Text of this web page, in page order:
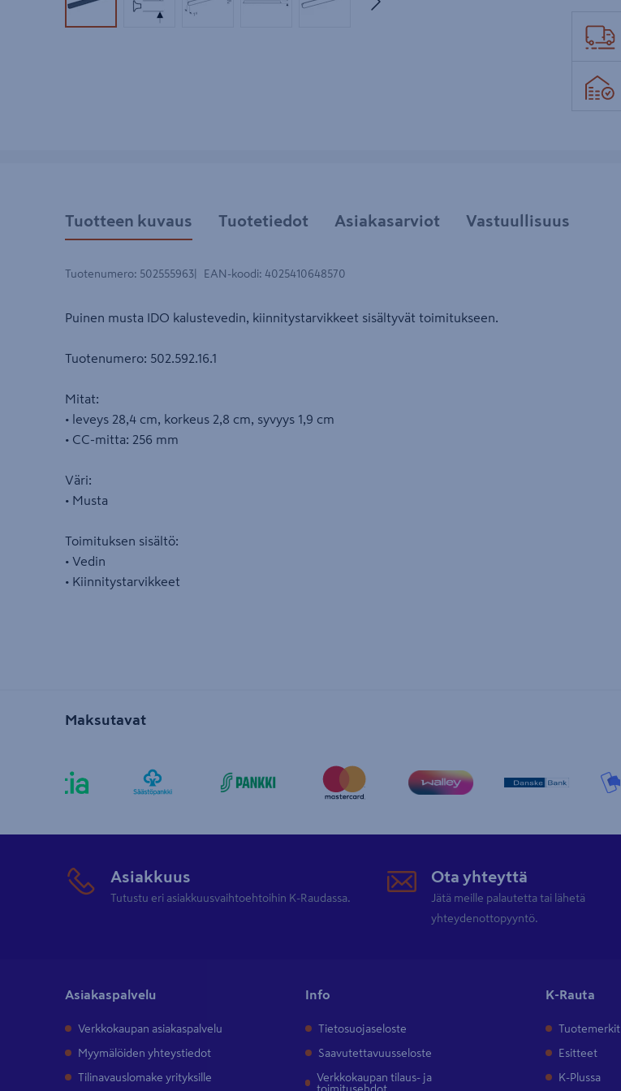
Tuotekuva 1Tuotekuva 2 Tuotekuva 4Tuotekuva 5
Tuotteen kuvaus Tuotetiedot Asiakasarviot Vastuullisuus
Tuotenumero: 502555963 EAN-koodi: 4025410648570
Puinen musta IDO kalustevedin, kiinnitystarvikkeet sisältyvät toimitukseen.
Tuotenumero: 502.592.16.1
Mitat:
• leveys 28,4 cm, korkeus 2,8 cm, syvyys 1,9 cm
• CC-mitta: 256 mm
Väri:
• Musta
Toimituksen sisältö:
• Vedin
• Kiinnitystarvikkeet
Maksutavat
Asiakkuus
Tutustu eri asiakkuusvaihtoehtoihin K-Raudassa.
Ota yhteyttä
Jätä meille palautetta tai lähetä
yhteydenottopyyntö.
Asiakaspalvelu
Verkkokaupan asiakaspalvelu
Myymälöiden yhteystiedot
Tilinavauslomake yrityksille
Info
Tietosuojaseloste
Saavutettavuusseloste
Verkkokaupan tilaus- ja
toimitusehdot
K-Rauta
Tuotemerkit
Esitteet
K-Plussa